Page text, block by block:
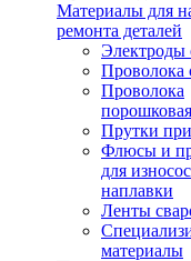
Материалы для
ремонта деталей
Электроды
Проволока
Проволока
порошковая
Прутки
Флюсы и
для
наплавки
Ленты
материалы